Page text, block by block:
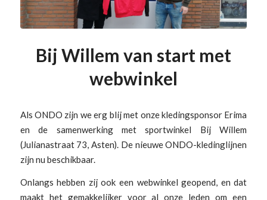
Bij Willem van start met
webwinkel
Als ONDO zijn we erg blij met onze kledingsponsor Erima
en de samenwerking met sportwinkel Bij Willem
(Julianastraat 73, Asten). De nieuwe ONDO-kledinglijnen
zijn nu beschikbaar.
Onlangs hebben zij ook een webwinkel geopend, en dat
maakt het gemakkelijker voor al onze leden om een